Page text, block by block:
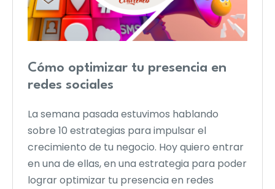
Cómo optimizar tu presencia en
redes sociales
La semana pasada estuvimos hablando
sobre 10 estrategias para impulsar el
crecimiento de tu negocio. Hoy quiero entrar
en una de ellas, en una estrategia para poder
lograr optimizar tu presencia en redes